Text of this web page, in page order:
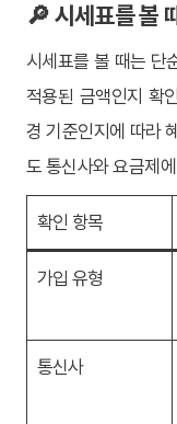
🔎 시세표를 볼
시세표를 볼 때는 단
적용된 금액인지 확
경 기준인지에 따라
도 통신사와 요금제
확인 항목
가입 유형
통신사